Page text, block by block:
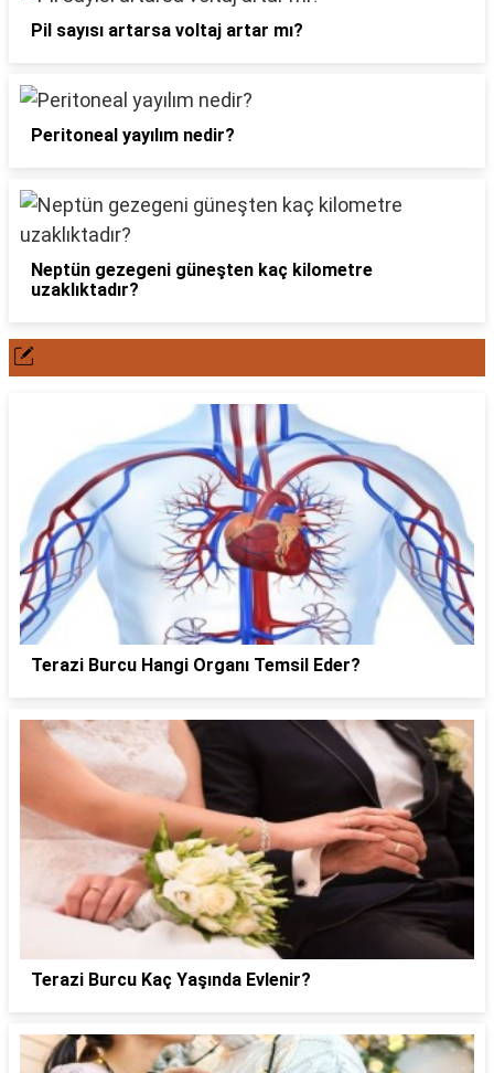
Pil sayısı artarsa voltaj artar mı?
Peritoneal yayılım nedir?
Neptün gezegeni güneşten kaç kilometre
uzaklıktadır?
Terazi Burcu Hangi Organı Temsil Eder?
Terazi Burcu Kaç Yaşında Evlenir?